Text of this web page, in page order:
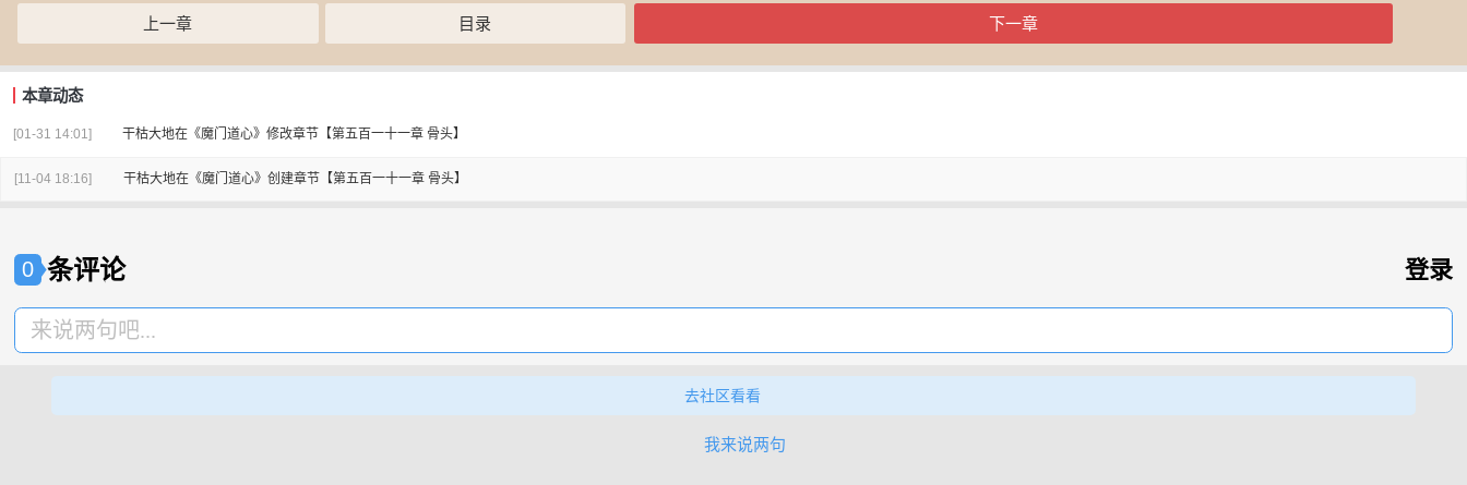
上一章 目录 下一章
本章动态
[01-31 14:01] 干枯大地在 《魔门道心》 修改章节 【第五百一十一章 骨头】
[11-04 18:16] 干枯大地在 《魔门道心》 创建章节 【第五百一十一章 骨头】
0 条评论 登录
来说两句吧...
去社区看看
我来说两句